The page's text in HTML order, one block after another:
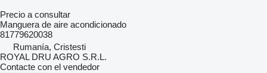
Precio a consultar
Manguera de aire acondicionado
81779620038
Rumanía, Cristesti
ROYAL DRU AGRO S.R.L.
Contacte con el vendedor